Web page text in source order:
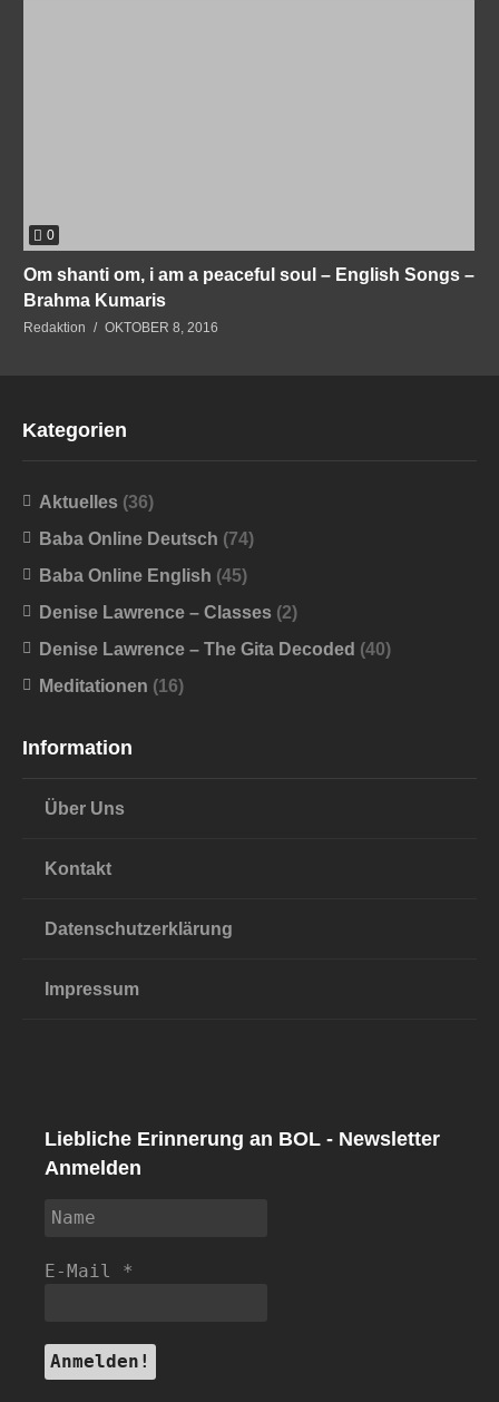
0
Om shanti om, i am a peaceful soul – English Songs –
Brahma Kumaris
Redaktion OKTOBER 8, 2016
Kategorien
Aktuelles (36)
Baba Online Deutsch (74)
Baba Online English (45)
Denise Lawrence – Classes (2)
Denise Lawrence – The Gita Decoded (40)
Meditationen (16)
Information
Über Uns
Kontakt
Datenschutzerklärung
Impressum
Liebliche Erinnerung an BOL - Newsletter
Anmelden
E-Mail *